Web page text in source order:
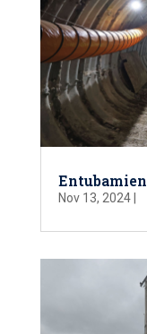
Nov 13, 2024|